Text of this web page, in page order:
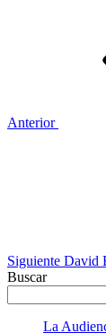
Anterior
Siguiente David
Buscar
La